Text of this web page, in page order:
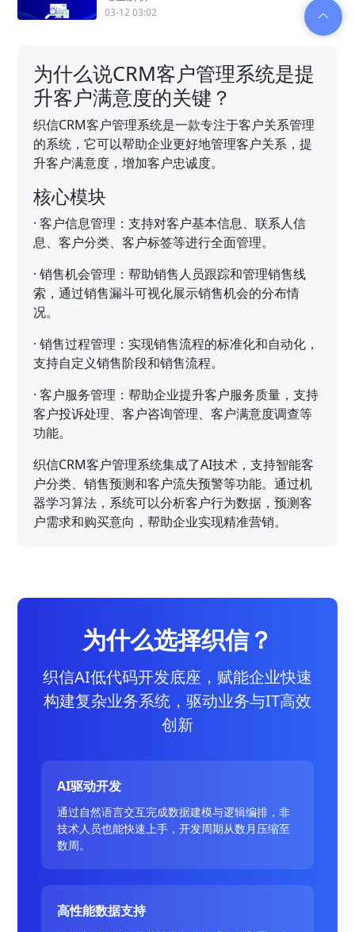
03-12 03:02
为什么说CRM客户管理系统是提
升客户满意度的关键？
织信CRM客户管理系统是一款专注于客户关系管理
的系统，它可以帮助企业更好地管理客户关系，提
升客户满意度，增加客户忠诚度。
核心模块
·客户信息管理：支持对客户基本信息、联系人信
息、客户分类、客户标签等进行全面管理。
·销售机会管理：帮助销售人员跟踪和管理销售线
索，通过销售漏斗可视化展示销售机会的分布情
况。
·销售过程管理：实现销售流程的标准化和自动化，
支持自定义销售阶段和销售流程。
·客户服务管理：帮助企业提升客户服务质量，支持
客户投诉处理、客户咨询管理、客户满意度调查等
功能。
织信CRM客户管理系统集成了AI技术，支持智能客
户分类、销售预测和客户流失预警等功能。通过机
器学习算法，系统可以分析客户行为数据，预测客
户需求和购买意向，帮助企业实现精准营销。
为什么选择织信？
织信AI低代码开发底座，赋能企业快速
构建复杂业务系统，驱动业务与IT高效
创新
AI驱动开发
通过自然语言交互完成数据建模与逻辑编排，非
技术人员也能快速上手，开发周期从数月压缩至
数周。
高性能数据支持